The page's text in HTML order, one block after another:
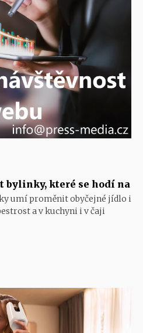
bylinky, které se hodí na
umí proměnit obyčejné jídlo i
a v kuchyni i v čaji